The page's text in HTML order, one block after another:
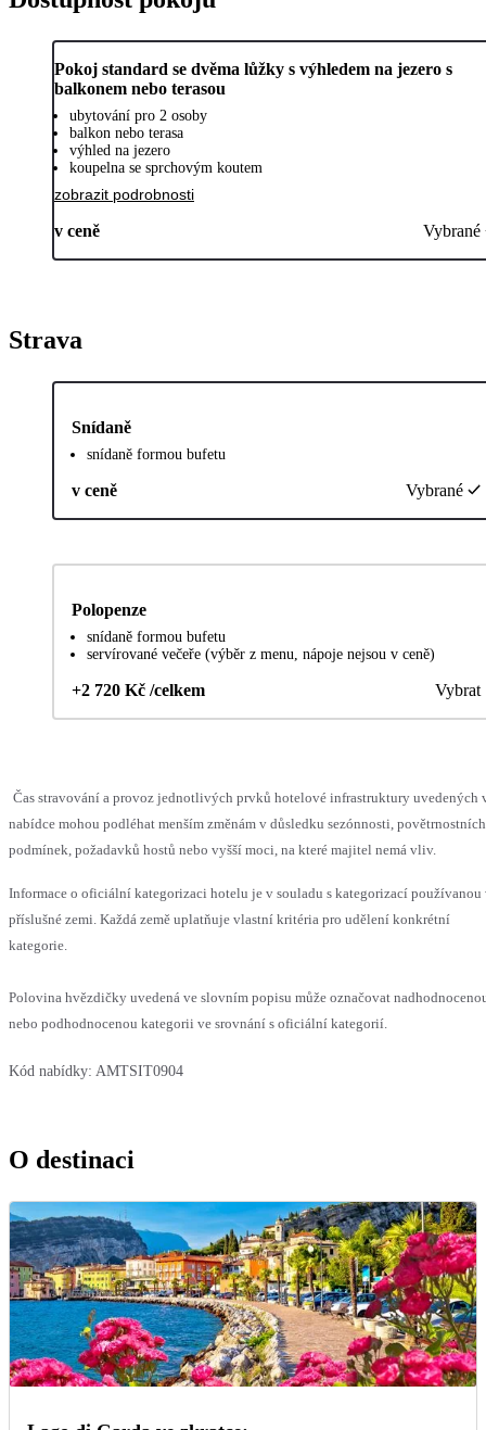
Pokoj standard se dvěma lůžky s výhledem na jezero s
balkonem nebo terasou
ubytování pro 2 osoby
balkon nebo terasa
výhled na jezero
koupelna se sprchovým koutem
zobrazit podrobnosti
v ceně Vybrané
Strava
Snídaně
snídaně formou bufetu
v ceně Vybrané
Polopenze
snídaně formou bufetu
servírované večeře (výběr z menu, nápoje nejsou v ceně)
+2 720 Kč /celkem Vybrat
Čas stravování a provoz jednotlivých prvků hotelové infrastruktury uvedených
nabídce mohou podléhat menším změnám v důsledku sezónnosti, povětrnostních
podmínek, požadavků hostů nebo vyšší moci, na které majitel nemá vliv.
Informace o oficiální kategorizaci hotelu je v souladu s kategorizací používanou
příslušné zemi. Každá země uplatňuje vlastní kritéria pro udělení konkrétní
kategorie.
Polovina hvězdičky uvedená ve slovním popisu může označovat
nebo podhodnocenou kategorii ve srovnání s oficiální kategorií.
Kód nabídky: AMTSIT0904
O destinaci